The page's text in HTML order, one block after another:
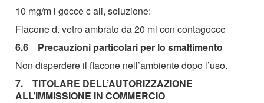
10 mg/m l gocce c ali, soluzione:
Flacone d. vetro ambrato da 20 ml con contagocce
6.6 Precauzioni particolari per lo smaltimento
Non disperdere il flacone nell’ambiente dopo l’uso.
7. TITOLARE DELL’AUTORIZZAZIONE
ALL’IMMISSIONE IN COMMERCIO